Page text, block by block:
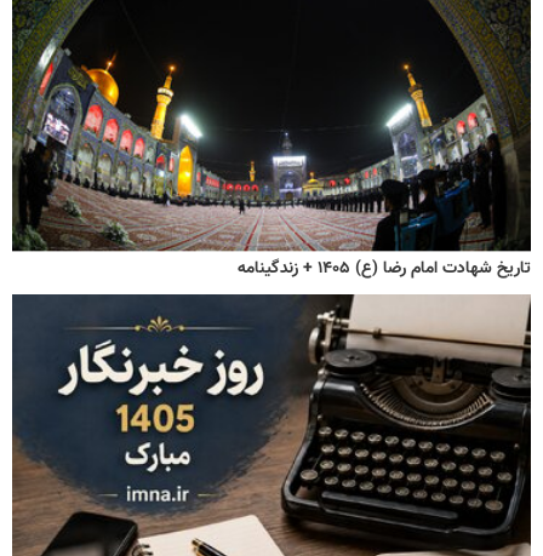
تاریخ شهادت امام رضا (ع) ۱۴۰۵ + زندگینامه